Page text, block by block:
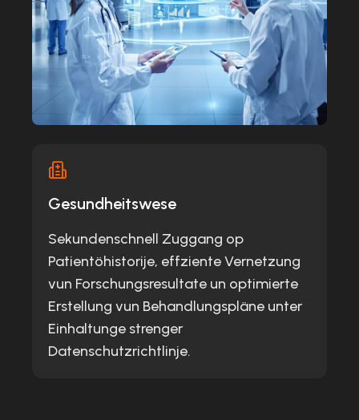
Gesundheitswese
Sekundenschnell Zuggang op
Patientöhistorije, effziente Vernetzung
vun Forschungsresultate un optimierte
Erstellung vun Behandlungspläne unter
Einhaltunge strenger
Datenschutzrichtlinje.